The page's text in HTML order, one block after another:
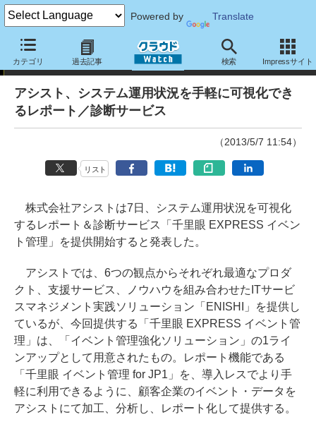
Powered by Translate
カテゴリ 過去記事 検索 Impressサイト
ニュース
アシスト、システム運用状況を手軽に可視化でき
るレポート／診断サービス
（2013/5/7 11:54）
リスト
株式会社アシストは7日、システム運用状況を可視化
するレポート＆診断サービス「千里眼 EXPRESS イベン
ト管理」を提供開始すると発表した。
アシストでは、6つの観点からそれぞれ最適なプロダ
クト、支援サービス、ノウハウを組み合わせたITサービ
スマネジメント実践ソリューション「ENISHI」を提供し
ているが、今回提供する「千里眼 EXPRESS イベント管
理」は、「イベント管理強化ソリューション」の1ライ
ンアップとして用意されたもの。レポート機能である
「千里眼 イベント管理 for JP1」を、導入レスでより手
軽に利用できるように、顧客企業のイベント・データを
アシストにて加工、分析し、レポート化して提供する。